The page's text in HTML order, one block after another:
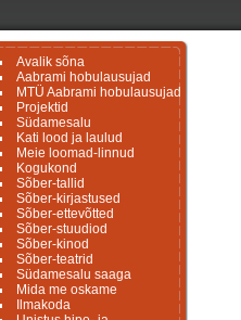
Avalik sõna
Aabrami hobulausujad
MTÜ Aabrami hobulausujad
Projektid
Südamesalu
Kati lood ja laulud
Meie loomad-linnud
Kogukond
Sõber-tallid
Sõber-kirjastused
Sõber-ettevõtted
Sõber-stuudiod
Sõber-kinod
Sõber-teatrid
Südamesalu saaga
Mida me oskame
Ilmakoda